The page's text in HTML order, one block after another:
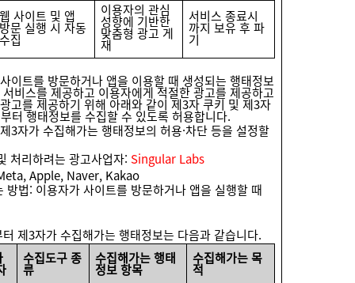
웹 사이트 및 앱
방문 실행 시 자동
수집
이용자의 관심
성향에 기반한
맞춤형 광고 게
재
서비스 종료시
까지 보유 후 파
기
이트를 방문하거나 앱을 이용할 때 생성되는 행태정보
비스를 제공하고 이용자에게 적절한 광고를 제공하고
고를 제공하기 위해 아래와 같이 제3자 쿠키 및 제3자
터 행태정보를 수집할 수 있도록 허용합니다.
3자가 수집해가는 행태정보의 허용·차단 등을 설정할
처리하려는 광고사업자: Singular Labs
Apple, Naver, Kakao
방법: 이용자가 사이트를 방문하거나 앱을 실행할 때
터 제3자가 수집해가는 행태정보는 다음과 같습니다.
수집도구 종
류
수집해가는 행태
정보 항목
수집해가는 목
적